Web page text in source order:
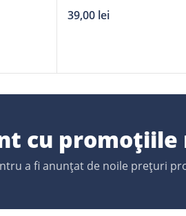
39,00 lei
cu promoțiile
a fi anunțat de noile prețuri